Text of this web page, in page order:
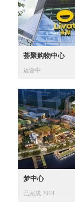
荟聚购物中心
运营中
梦中心
已完成 2018